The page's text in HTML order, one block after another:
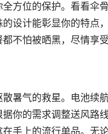
方位的保护。看看伞
设计能彰显你的特点
不怕被晒黑，尽情享受
暑气的救星。电池续
你的需求调整送风路
在手上的流行单品。无